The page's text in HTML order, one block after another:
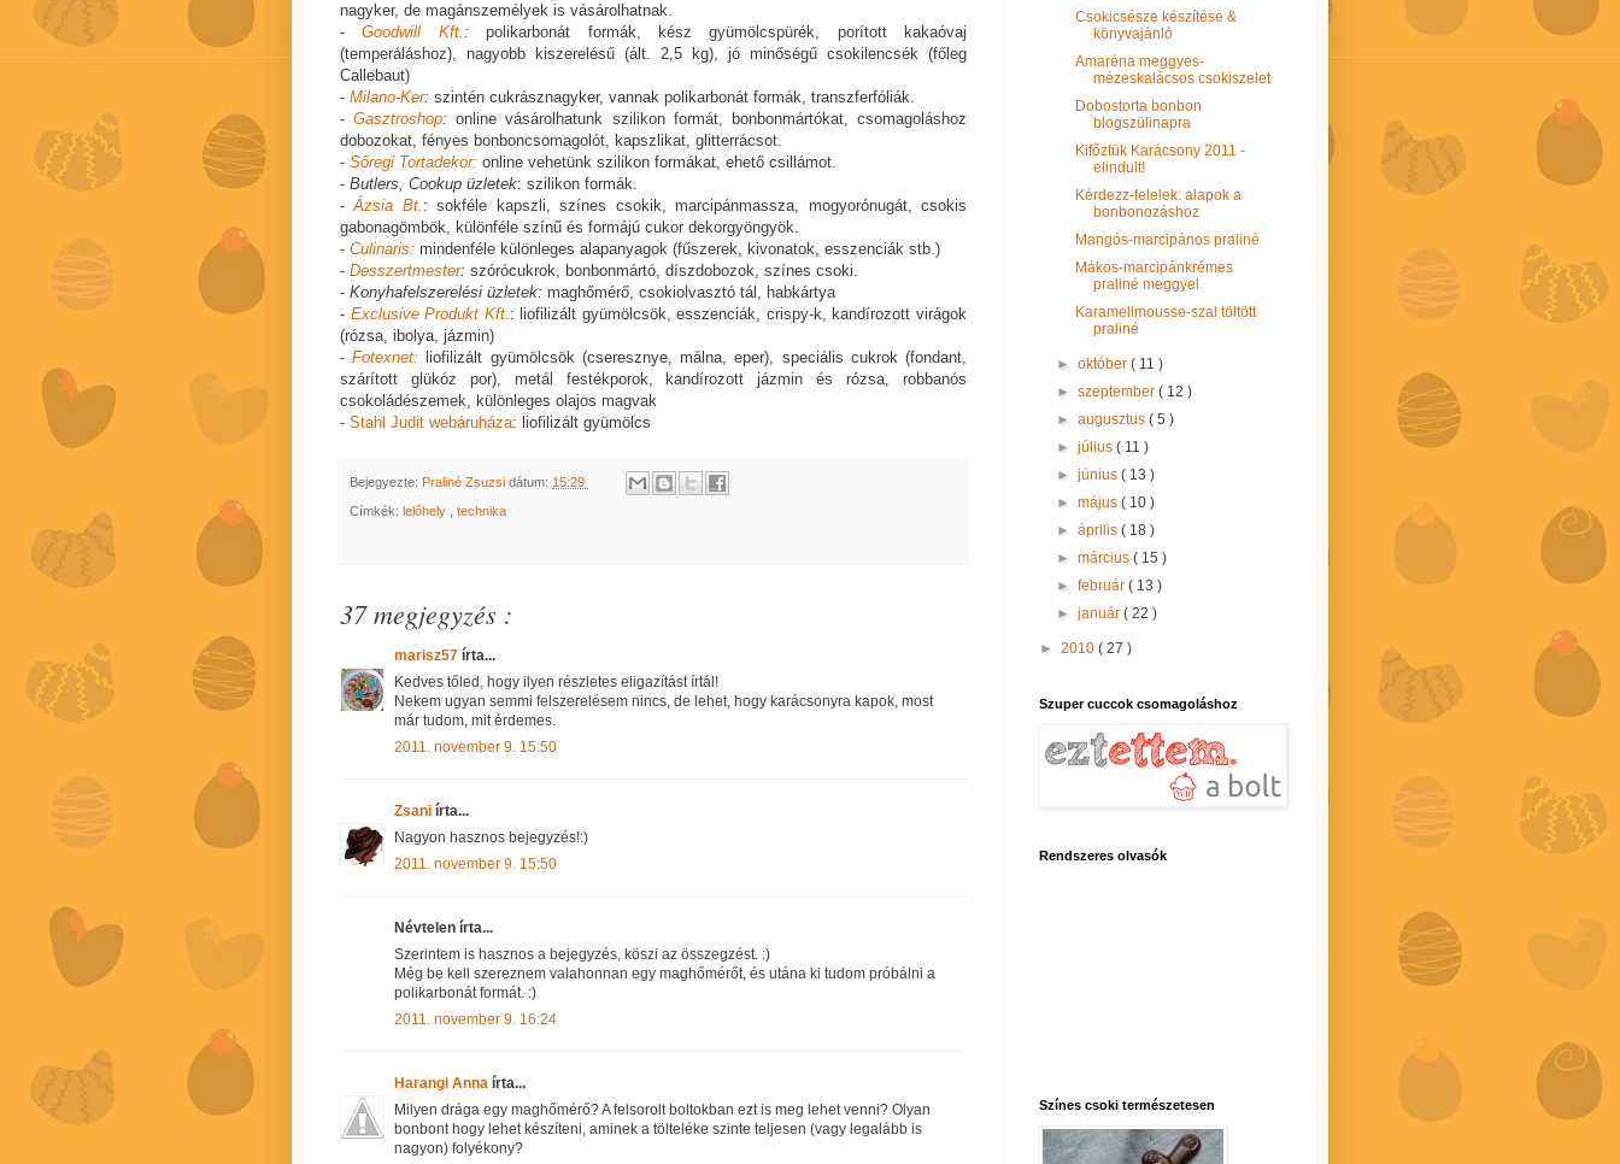
nagyker, de magánszemélyek is vásárolhatnak.
-Goodwill Kft.: polikarbonát formák, kész gyümölcspürék, porított kakaóvaj
(temperáláshoz), nagyobb kiszerelésű (ált. 2,5 kg), jó minőségű csokilencsék (főleg
Callebaut)
- Milano-Ker: szintén cukrásznagyker, vannak polikarbonát formák, transzferfóliák.
-Gasztroshop: online vásárolhatunk szilikon formát, bonbonmártókat, csomagoláshoz
dobozokat, fényes bonboncsomagolót, kapszlikat, glitterrácsot.
- Sőregi Tortadekor: online vehetünk szilikon formákat, ehető csillámot.
- Butlers, Cookup üzletek: szilikon formák.
-Ázsia Bt. : sokféle kapszli, színes csokik, marcipánmassza, mogyorónugát, csokis
gabonagömbök, különféle színű és formájú cukor dekorgyöngyök.
- Culinaris: mindenféle különleges alapanyagok (fűszerek, kivonatok, esszenciák stb.)
- Desszertmester: szórócukrok, bonbonmártó, díszdobozok, színes csoki.
- Konyhafelszerelési üzletek: maghőmérő, csokiolvasztó tál, habkártya
- Exclusive Produkt Kft.: liofilizált gyümölcsök, esszenciák, crispy-k, kandírozott virágok
(rózsa, ibolya, jázmin)
-Fotexnet: liofilizált gyümölcsök (cseresznye, málna, eper), speciális cukrok (fondant,
szárított glükóz por), metál festékporok, kandírozott jázmin és rózsa, robbanós
csokoládészemek, különleges olajos magvak
- Stahl Judit webáruháza: liofilizált gyümölcs
Bejegyezte: Praliné Zsuzsi dátum: 15:29
Címkék: lelőhely technika
37 megjegyzés :
marisz57 írta...
Kedves tőled, hogy ilyen részletes eligazítást írtál!
Nekem ugyan semmi felszerelésem nincs, de lehet, hogy karácsonyra kapok, most
már tudom, mit érdemes.
2011. november 9. 15:50
Zsani írta...
Nagyon hasznos bejegyzés!:)
2011. november 9. 15:50
Névtelen írta...
Szerintem is hasznos a bejegyzés, köszi az összegzést. :)
Még be kell szereznem valahonnan egy maghőmérőt, és utána ki tudom próbálni a
polikarbonát formát. :)
2011. november 9. 16:24
Harangi Anna írta...
Milyen drága egy maghőmérő? A felsorolt boltokban ezt is meg lehet venni? Olyan
bonbont hogy lehet készíteni, aminek a tölteléke szinte teljesen (vagy legalább is
nagyon) folyékony?
Csokicsésze készítése &
könyvajánló
Amaréna meggyes-
mézeskalácsos csokiszelet
Dobostorta bonbon
blogszülinapra
Kifőztük Karácsony 2011 -
elindult!
Kérdezz-felelek: alapok a
bonbonozáshoz
Mangós-marcipános praliné
Mákos-marcipánkrémes
praliné meggyel
Karamellmousse-szal töltött
praliné
►október( 11 )
►szeptember( 12 )
►augusztus( 5 )
►július( 11 )
►június( 13 )
►május( 10 )
►április( 18 )
►március( 15 )
►február( 13 )
►január( 22 )
► 2010 ( 27 )
Szuper cuccok csomagoláshoz
Rendszeres olvasók
Színes csoki természetesen